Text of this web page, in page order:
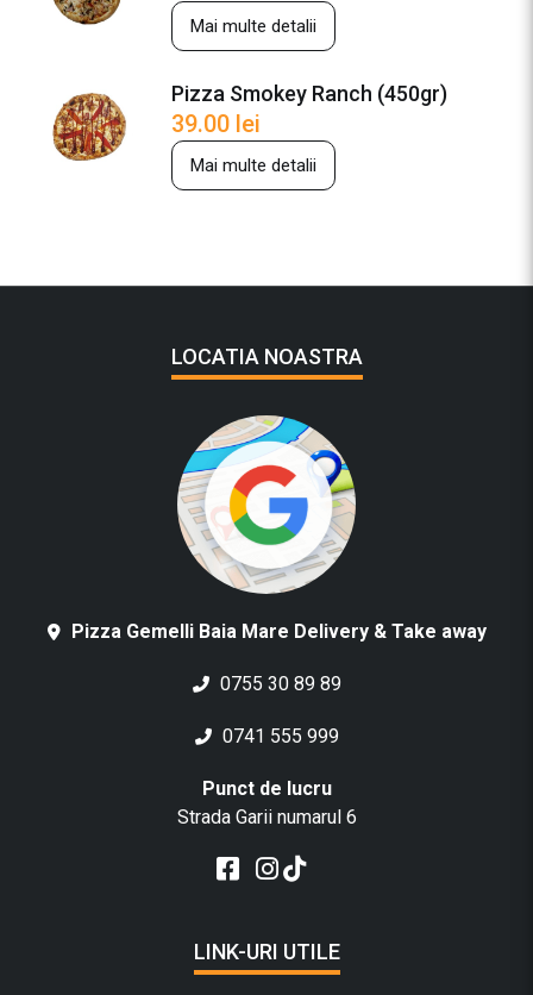
Mai multe detalii
Pizza Smokey Ranch (450gr)
39.00 lei
Mai multe detalii
LOCATIA NOASTRA
Pizza Gemelli Baia Mare Delivery & Take away
0755 30 89 89
0741 555 999
Punct de lucru
Strada Garii numarul 6
LINK-URI UTILE